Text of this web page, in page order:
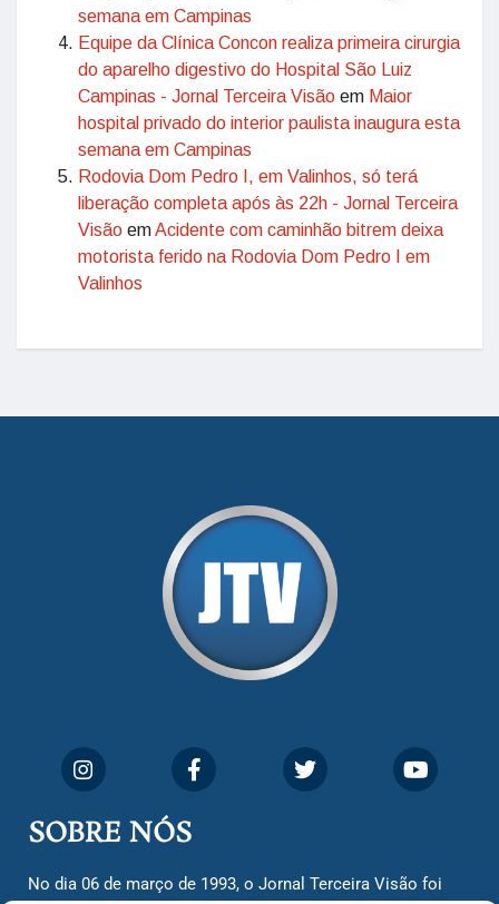
semana em Campinas
Equipe da Clínica Concon realiza primeira cirurgia
do aparelho digestivo do Hospital São Luiz
Campinas - Jornal Terceira Visão em Maior
hospital privado do interior paulista inaugura esta
semana em Campinas
Rodovia Dom Pedro I, em Valinhos, só terá
liberação completa após às 22h - Jornal Terceira
Visão emAcidente com caminhão bitrem deixa
motorista ferido na Rodovia Dom Pedro I em
Valinhos
SOBRE NÓS
No dia 06 de março de 1993, o Jornal Terceira Visão foi